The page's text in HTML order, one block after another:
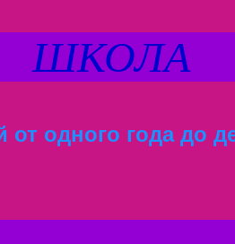
ШКОЛА
одного года до